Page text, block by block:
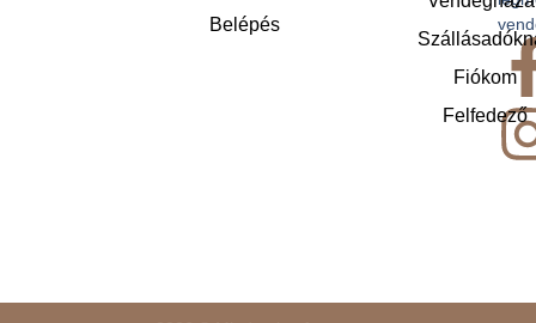
Fiókom
Felfedező
Belépés